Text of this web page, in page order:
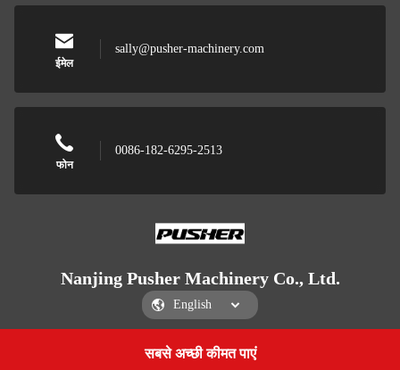
सबसे अच्छी कीमत पाएं
ईमेल
sally@pusher-machinery.com
फोन
0086-182-6295-2513
Nanjing Pusher Machinery Co., Ltd.
Nanjing Pusher Machinery Co., Ltd.Get a Quote